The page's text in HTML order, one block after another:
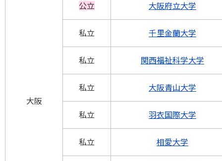
大阪
公立 大阪府立大学
私立 千里金蘭大学
私立 関西福祉科学大学
私立 大阪青山大学
私立 羽衣国際大学
私立 相愛大学